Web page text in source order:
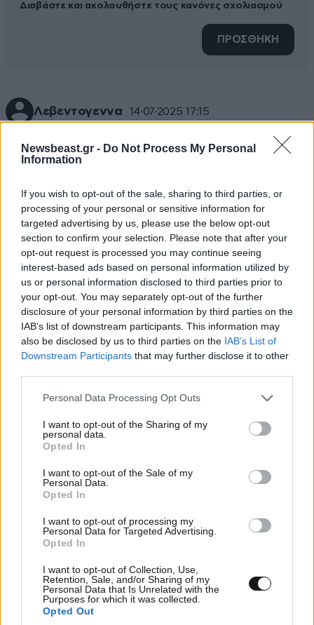
Newsbeast.gr - Do Not Process My Personal
Information
If you wish to opt-out of the sale, sharing to third parties, or
processing of your personal or sensitive information for
targeted advertising by us, please use the below opt-out
section to confirm your selection. Please note that after your
opt-out request is processed you may continue seeing
interest-based ads based on personal information utilized by
us or personal information disclosed to third parties prior to
your opt-out. You may separately opt-out of the further
disclosure of your personal information by third parties on the
IAB’s list of downstream participants. This information may
also be disclosed by us to third parties on the IAB’s List of
Downstream Participants that may further disclose it to other
Please note that this website/app uses one or more Google
not limited to your visit or usage behaviour. You may click to
grant or deny consent to Google and its third-party tags to
use your data for below specified purposes in below Google
consent section.
Personal Data Processing Opt Outs
I want to opt-out of the Sharing of my
personal data.
Opted In
I want to opt-out of the Sale of my
Personal Data.
Opted In
I want to opt-out of processing my
Personal Data for Targeted Advertising.
Opted In
I want to opt-out of Collection, Use,
Retention, Sale, and/or Sharing of my
Personal Data that Is Unrelated with the
Purposes for which it was collected.
Opted Out
Διαβάστε και ακολουθήστε τους κανόνες σχολιασμού
ΠΡΟΣΘΗΚΗ
Λεβεντογεννα 14·07·2025 17:15
Τις επιδοτήσεις του ΟΠΕΚΕΠΕ θα τις πάρει πίσω ο
Κυριάκος με άλλο τρόπο.
Απαντήστε
Καλή φάση, έστω κι έτσι να γυρίσουν λίγα από τα
Απαντήστε
αμα δεν 14·07·2025 17:47
ησουν αμοιβαδα τι θα ηθελες να εισαι